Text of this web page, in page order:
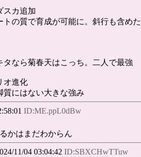
スカ追加
の質で育成が可能に。斜行も含めた
なら菊春天はこっち。二人で最強
オ進化
質にはない大きな強み
ID:ME.ppL0dBw
かはまだわからん
11/04 03:04:42 ID:SBXCHwTTuw